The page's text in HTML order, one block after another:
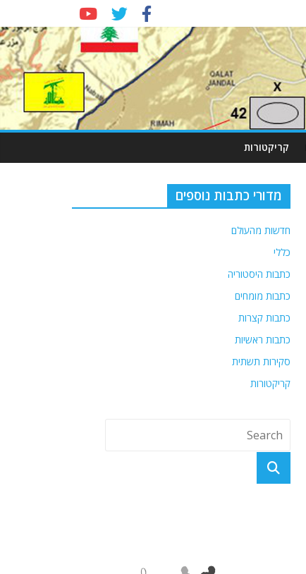
קריקטורות
מדורי כתבות נוספים
חדשות מהעולם
כללי
כתבות היסטוריה
כתבות מומחים
כתבות קצרות
כתבות ראשיות
סקירות תשתית
קריקטורות